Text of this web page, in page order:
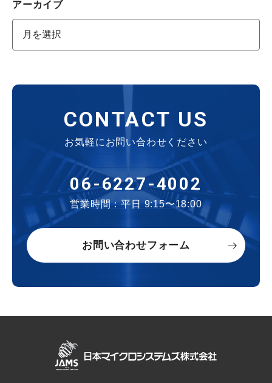
アーカイブ
CONTACT US
お気軽にお問い合わせください
06-6227-4002
営業時間：平日 9:15〜18:00
お問い合わせフォーム